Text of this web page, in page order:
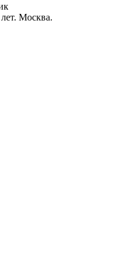
Москва.